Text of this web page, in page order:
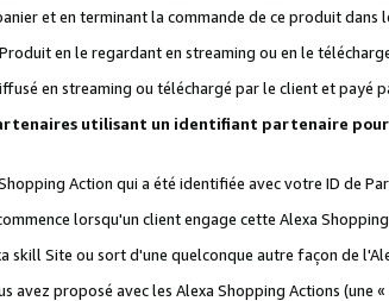
et en terminant la commande de ce produit dans
en le regardant en streaming ou en le
en streaming ou téléchargé par le client et payé
utilisant un identifiant partenaire pour
Action qui a été identifiée avec votre ID de
lorsqu'un client engage cette Alexa
Site ou sort d'une quelconque autre façon de
proposé avec les Alexa Shopping Actions (une «